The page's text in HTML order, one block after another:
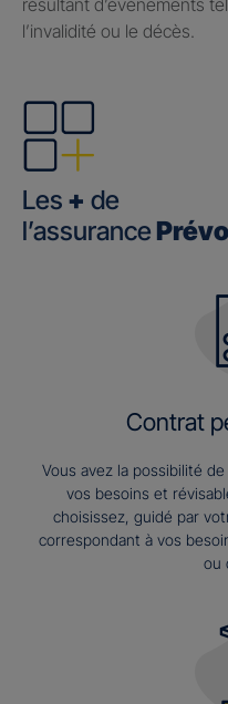
résultant d’événements
l’invalidité ou le décès.
Les + de
l’assurance
Contrat
Vous avez la possibilité
vos besoins et
choisissez, guidé par
correspondant à vos
ou